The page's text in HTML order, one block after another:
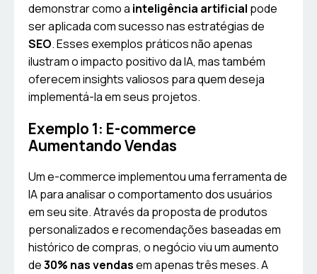
demonstrar como a inteligência artificial pode
ser aplicada com sucesso nas estratégias de
SEO. Esses exemplos práticos não apenas
ilustram o impacto positivo da IA, mas também
oferecem insights valiosos para quem deseja
implementá-la em seus projetos.
Exemplo 1: E-commerce
Aumentando Vendas
Um e-commerce implementou uma ferramenta de
IA para analisar o comportamento dos usuários
em seu site. Através da proposta de produtos
personalizados e recomendações baseadas em
histórico de compras, o negócio viu um aumento
de30% nas vendasem apenas três meses. A